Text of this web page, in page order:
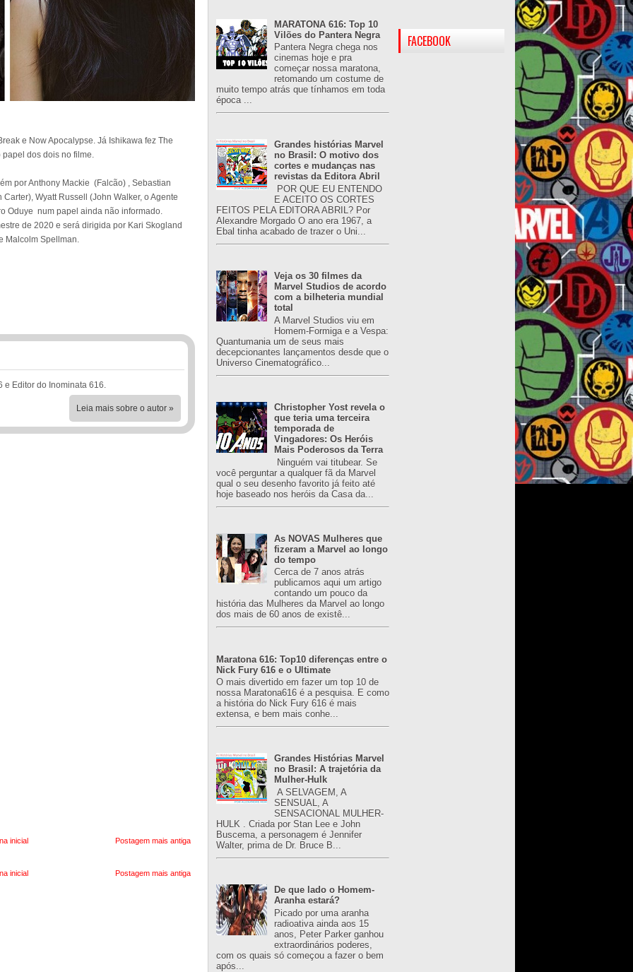
e Now Apocalypse. Já Ishikawa fez The
papel dos dois no filme.
por Anthony Mackie (Falcão) , Sebastian
Wyatt Russell (John Walker, o Agente
Oduye num papel ainda não informado.
de 2020 e será dirigida por Kari Skogland
Malcolm Spellman.
e Editor do Inominata 616.
Leia mais sobre o autor »
Postagem mais antiga
inicial
Postagem mais antiga
inicial
MARATONA 616: Top 10
Vilões do Pantera Negra
Pantera Negra chega nos
cinemas hoje e pra
começar nossa maratona,
retomando um costume de
muito tempo atrás que tínhamos em toda
época ...
Grandes histórias Marvel
no Brasil: O motivo dos
cortes e mudanças nas
revistas da Editora Abril
POR QUE EU ENTENDO
E ACEITO OS CORTES
FEITOS PELA EDITORA ABRIL? Por
Alexandre Morgado O ano era 1967, a
Ebal tinha acabado de trazer o Uni...
Veja os 30 filmes da
Marvel Studios de acordo
com a bilheteria mundial
total
A Marvel Studios viu em
Homem-Formiga e a Vespa:
Quantumania um de seus mais
decepcionantes lançamentos desde que o
Universo Cinematográfico...
Christopher Yost revela o
que teria uma terceira
temporada de
Vingadores: Os Heróis
Mais Poderosos da Terra
Ninguém vai titubear. Se
você perguntar a qualquer fã da Marvel
qual o seu desenho favorito já feito até
hoje baseado nos heróis da Casa da...
As NOVAS Mulheres que
fizeram a Marvel ao longo
do tempo
Cerca de 7 anos atrás
publicamos aqui um artigo
contando um pouco da
história das Mulheres da Marvel ao longo
dos mais de 60 anos de existê...
Maratona 616: Top10 diferenças entre o
Nick Fury 616 e o Ultimate
O mais divertido em fazer um top 10 de
nossa Maratona616 é a pesquisa. E como
a história do Nick Fury 616 é mais
extensa, e bem mais conhe...
Grandes Histórias Marvel
no Brasil: A trajetória da
Mulher-Hulk
A SELVAGEM, A
SENSUAL, A
SENSACIONAL MULHER-
HULK . Criada por Stan Lee e John
Buscema, a personagem é Jennifer
Walter, prima de Dr. Bruce B...
De que lado o Homem-
Aranha estará?
Picado por uma aranha
radioativa ainda aos 15
anos, Peter Parker ganhou
extraordinários poderes,
com os quais só começou a fazer o bem
após...
FACEBOOK